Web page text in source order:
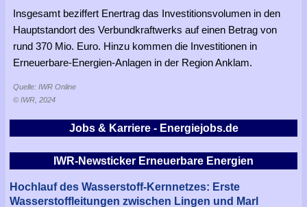
Insgesamt beziffert Enertrag das Investitionsvolumen in den
Hauptstandort des Verbundkraftwerks auf einen Betrag von
rund 370 Mio. Euro. Hinzu kommen die Investitionen in
Erneuerbare-Energien-Anlagen in der Region Anklam.
Quelle: IWR Online
© IWR, 2024
Jobs & Karriere - Energiejobs.de
IWR-Newsticker Erneuerbare Energien
Hochlauf des Wasserstoff-Kernnetzes: Erste
Wasserstoffleitungen zwischen Lingen und Marl